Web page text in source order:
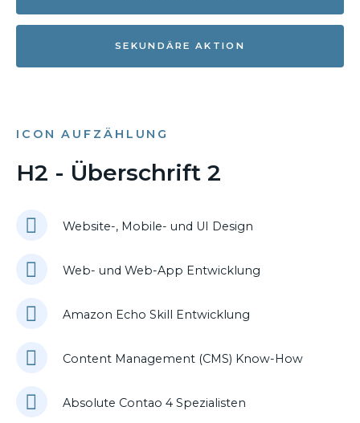
SEKUNDÄRE AKTION
ICON AUFZÄHLUNG
H2 - Überschrift 2
Website-, Mobile- und UI Design
Web- und Web-App Entwicklung
Amazon Echo Skill Entwicklung
Content Management (CMS) Know-How
Absolute Contao 4 Spezialisten